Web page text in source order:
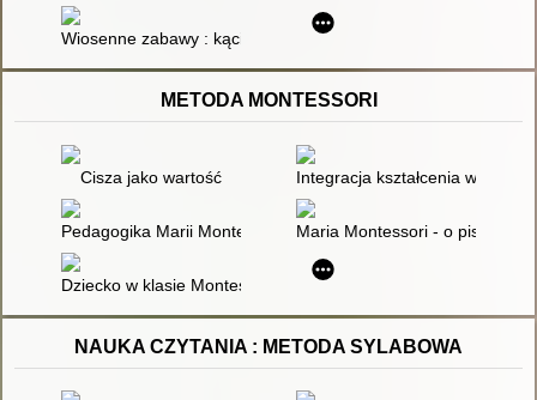
Wiosenne zabawy : kącik dla dzieci żłobkowych i z
METODA MONTESSORI
Cisza jako wartość Integracja kształcenia w
Pedagogika Marii Montessori - studia podyplomowe
Maria Montessori - o pisaniu i
Dziecko w klasie Montessori : odniesienia teoretyczne i
NAUKA CZYTANIA : METODA SYLABOWA